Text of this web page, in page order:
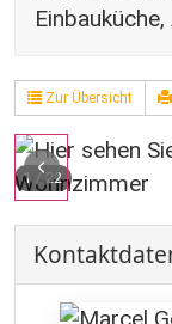
Zur Übersicht
1 /22